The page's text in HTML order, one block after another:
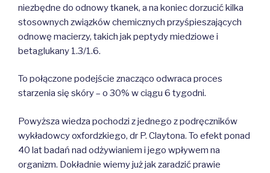
niezbędne do odnowy tkanek, a na koniec dorzucić kilka
stosownych związków chemicznych przyśpieszających
odnowę macierzy, takich jak peptydy miedziowe i
betaglukany 1.3/1.6.
To połączone podejście znacząco odwraca proces
starzenia się skóry – o 30% w ciągu 6 tygodni.
Powyższa wiedza pochodzi z jednego z podręczników
wykładowcy oxfordzkiego, dr P. Claytona. To efekt ponad
40 lat badań nad odżywianiem i jego wpływem na
organizm. Dokładnie wiemy już jak zaradzić prawie